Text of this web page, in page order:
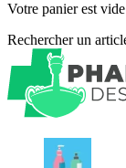
Votre panier est
Rechercher un